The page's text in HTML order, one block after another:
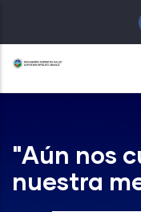
al
contenido
principal
"Aún nos
nuestra